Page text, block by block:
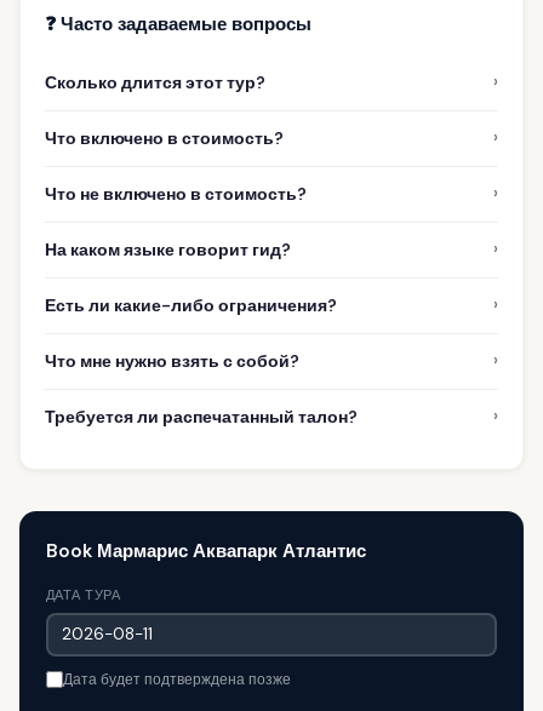
❓ Часто задаваемые вопросы
Сколько длится этот тур? ›
Что включено в стоимость? ›
Что не включено в стоимость? ›
На каком языке говорит гид? ›
Есть ли какие-либо ограничения? ›
Что мне нужно взять с собой? ›
Требуется ли распечатанный талон? ›
Book Мармарис Аквапарк Атлантис
ДАТА ТУРА
Дата будет подтверждена позже